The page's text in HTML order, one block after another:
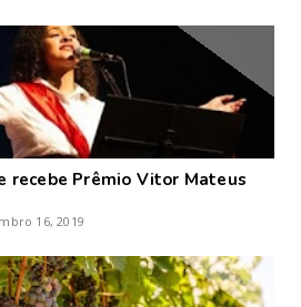
recebe Prêmio Vitor Mateus
16, 2019